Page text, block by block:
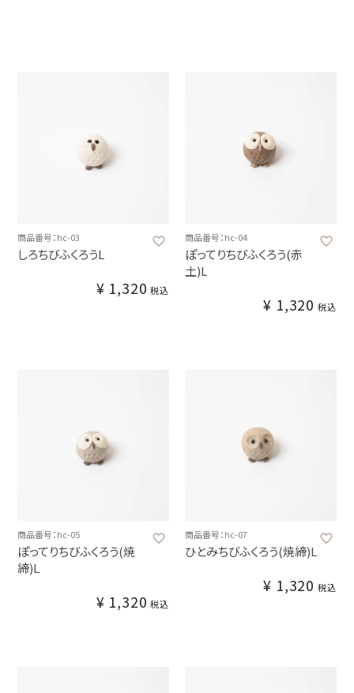
商品番号：hc-03
しろちびふくろうL
¥ 1,320 税込
商品番号：hc-04
ぽってりちびふくろう(赤
土)L
¥ 1,320 税込
商品番号：hc-05
ぽってりちびふくろう(焼
締)L
¥ 1,320 税込
商品番号：hc-07
ひとみちびふくろう(焼締)L
¥ 1,320 税込